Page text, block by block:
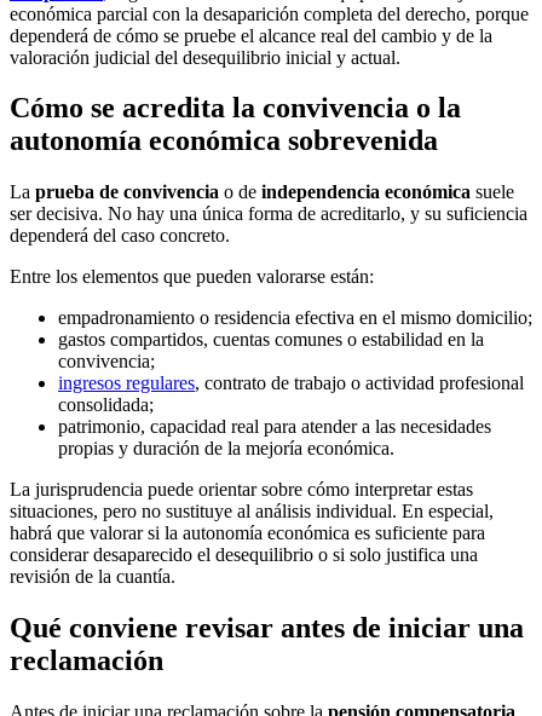
económica parcial con la desaparición completa del derecho, porque
dependerá de cómo se pruebe el alcance real del cambio y de la
valoración judicial del desequilibrio inicial y actual.
Cómo se acredita la convivencia o la
autonomía económica sobrevenida
La prueba de convivencia o de independencia económica suele
ser decisiva. No hay una única forma de acreditarlo, y su suficiencia
dependerá del caso concreto.
Entre los elementos que pueden valorarse están:
empadronamiento o residencia efectiva en el mismo domicilio;
gastos compartidos, cuentas comunes o estabilidad en la
convivencia;
ingresos regulares, contrato de trabajo o actividad profesional
consolidada;
patrimonio, capacidad real para atender a las necesidades
propias y duración de la mejoría económica.
La jurisprudencia puede orientar sobre cómo interpretar estas
situaciones, pero no sustituye al análisis individual. En especial,
habrá que valorar si la autonomía económica es suficiente para
considerar desaparecido el desequilibrio o si solo justifica una
revisión de la cuantía.
Qué conviene revisar antes de iniciar una
reclamación